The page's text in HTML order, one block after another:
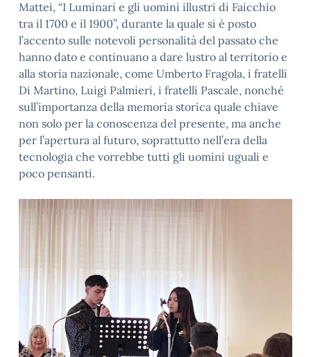
Mattei, “I Luminari e gli uomini illustri di Faicchio
tra il 1700 e il 1900”, durante la quale si è posto
l’accento sulle notevoli personalità del passato che
hanno dato e continuano a dare lustro al territorio e
alla storia nazionale, come Umberto Fragola, i fratelli
Di Martino, Luigi Palmieri, i fratelli Pascale, nonché
sull’importanza della memoria storica quale chiave
non solo per la conoscenza del presente, ma anche
per l’apertura al futuro, soprattutto nell’era della
tecnologia che vorrebbe tutti gli uomini uguali e
poco pensanti.